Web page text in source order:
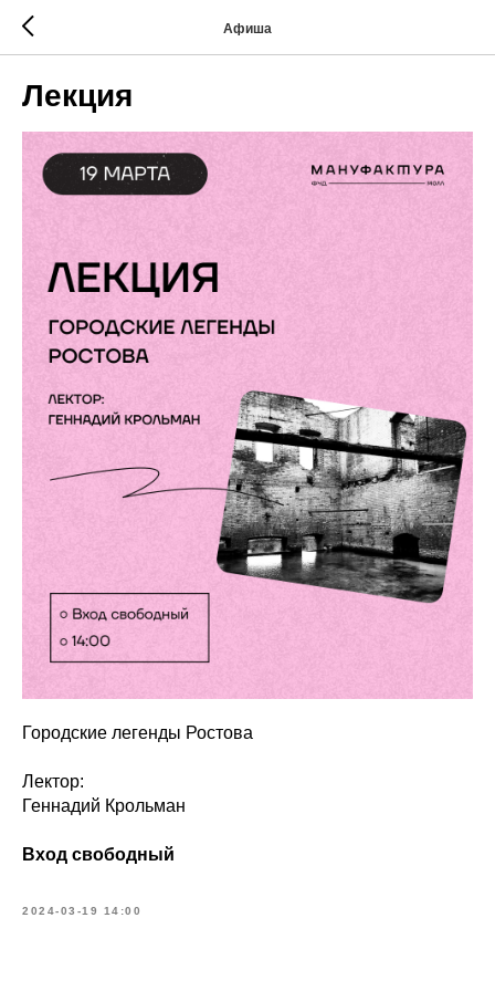
Афиша
Лекция
Городские легенды Ростова
Лектор:
Геннадий Крольман
Вход свободный
2024-03-19 14:00